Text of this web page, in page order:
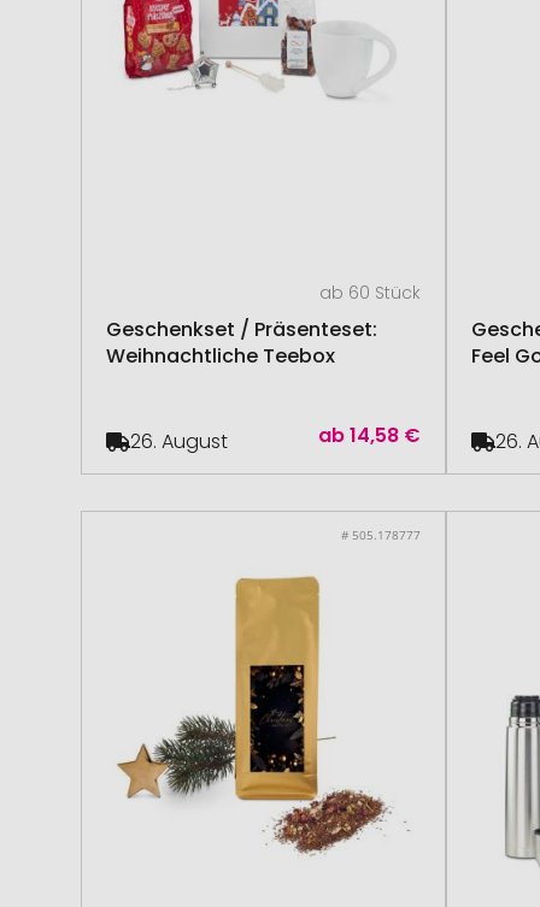
ab 60 Stück
Geschenkset / Präsenteset:
Weihnachtliche Teebox
ab14,58 €
26. August
Feel
26.
# 505.178777